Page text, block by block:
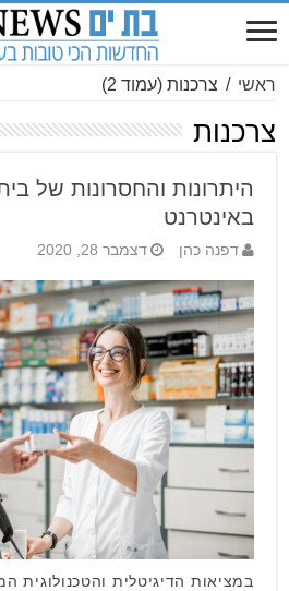
ראשי / צרכנות (עמוד 2)
צרכנות
היתרונות והחסרונות של
באינטרנט
דפנה כהן דצמבר 28, 2020
במציאות הדיגיטלית והטכנולוגית